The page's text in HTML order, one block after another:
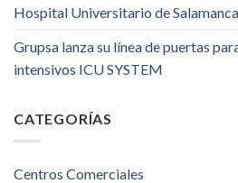
Hospital Universitario de Salamanca
Grupsa lanza su línea de puertas
intensivos ICU SYSTEM
CATEGORÍAS
Centros Comerciales